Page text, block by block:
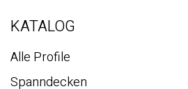
e
KATALOG
Alle Profile
Spanndecken